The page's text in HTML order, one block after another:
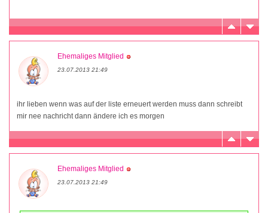
Ehemaliges Mitglied
23.07.2013 21:49
ihr lieben wenn was auf der liste erneuert werden muss dann schreibt
mir nee nachricht dann ändere ich es morgen
Ehemaliges Mitglied
23.07.2013 21:49